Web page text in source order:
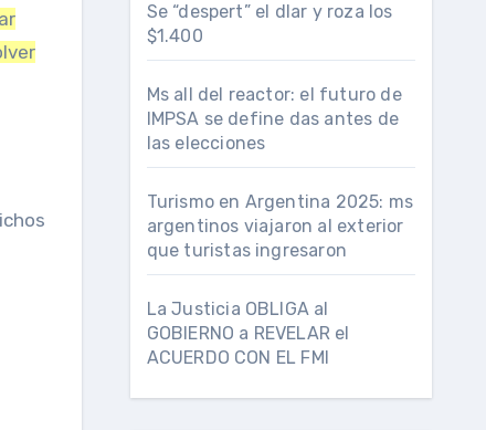
Se “despert” el dlar y roza los
$1.400
Ms all del reactor: el futuro de
IMPSA se define das antes de
las elecciones
Turismo en Argentina 2025: ms
argentinos viajaron al exterior
que turistas ingresaron
La Justicia OBLIGA al
GOBIERNO a REVELAR el
ACUERDO CON EL FMI